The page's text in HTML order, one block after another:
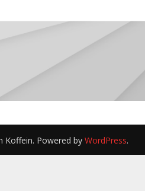
Koffein. Powered by WordPress.